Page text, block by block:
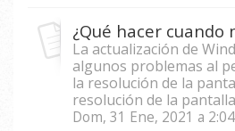
La actualización de
algunos problemas al
la resolución de la
resolución de la
Dom, 31 Ene, 2021 a